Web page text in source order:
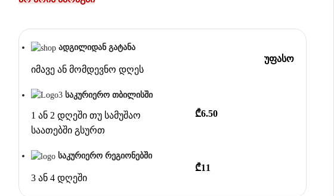
ადგილიდან გატანა
იმავე ან მომდევნო დღეს
უფასო
საკურიერო თბილისში
1 ან 2 დღეში თუ სამუშაო
საათებში გსურთ
₾6.50
საკურიერო რეგიონებში
3 ან 4 დღეში
₾11